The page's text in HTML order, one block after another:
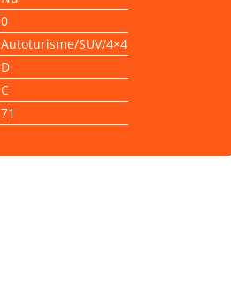
0
Autoturisme/SUV/4×4
D
C
71